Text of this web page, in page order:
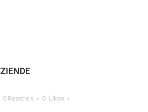
0 Reactie's 0 Likes